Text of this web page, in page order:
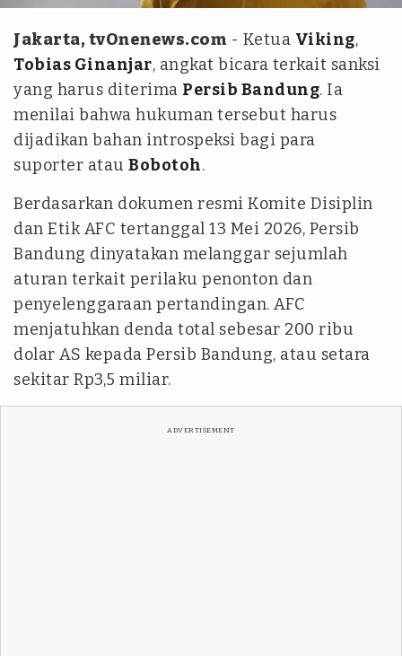
Jakarta, tvOnenews.com - Ketua Viking,
Tobias Ginanjar, angkat bicara terkait sanksi
yang harus diterima Persib Bandung. Ia
menilai bahwa hukuman tersebut harus
dijadikan bahan introspeksi bagi para
suporter atau Bobotoh.
Berdasarkan dokumen resmi Komite Disiplin
dan Etik AFC tertanggal 13 Mei 2026, Persib
Bandung dinyatakan melanggar sejumlah
aturan terkait perilaku penonton dan
penyelenggaraan pertandingan. AFC
menjatuhkan denda total sebesar 200 ribu
dolar AS kepada Persib Bandung, atau setara
sekitar Rp3,5 miliar.
ADVERTISEMENT